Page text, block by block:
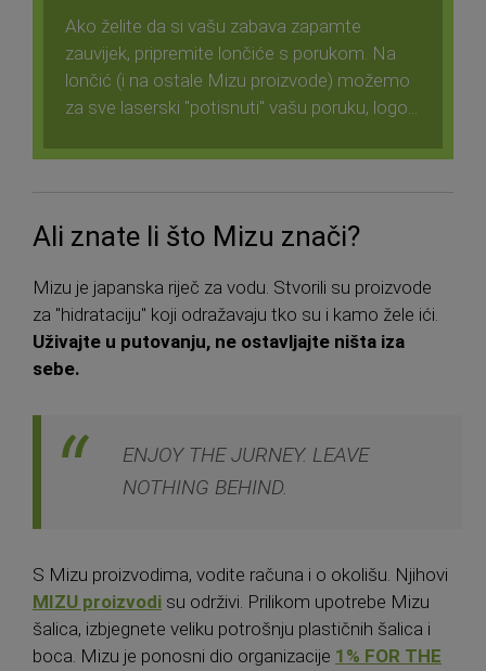
Ako želite da si vašu zabava zapamte
zauvijek, pripremite lončiće s porukom. Na
lončić (i na ostale Mizu proizvode) možemo
za sve laserski "potisnuti" vašu poruku, logo...
Ali znate li što Mizu znači?
Mizu je japanska riječ za vodu. Stvorili su proizvode
za "hidrataciju" koji odražavaju tko su i kamo žele ići.
Uživajte u putovanju, ne ostavljajte ništa iza
sebe.
ENJOY THE JURNEY. LEAVE
NOTHING BEHIND.
S Mizu proizvodima, vodite računa i o okolišu. Njihovi
MIZU proizvodi su održivi. Prilikom upotrebe Mizu
šalica, izbjegnete veliku potrošnju plastičnih šalica i
boca. Mizu je ponosni dio organizacije 1% FOR THE